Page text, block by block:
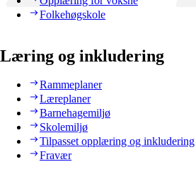
Folkehøgskole
Læring og inkludering
Rammeplaner
Læreplaner
Barnehagemiljø
Skolemiljø
Tilpasset opplæring og inkludering
Fravær